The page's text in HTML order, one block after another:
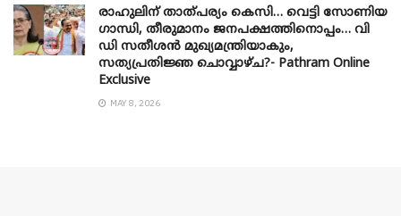
രാഹുലിന് താത്പര്യം കെസി… വെട്ടി സോണിയ
​ഗാന്ധി, തീരുമാനം ജനപക്ഷത്തിനൊപ്പം… വി
ഡി സതീശൻ മുഖ്യമന്ത്രിയാകും,
സത്യപ്രതിജ്ഞ ചൊവ്വാഴ്ച?- Pathram Online
Exclusive
MAY 8, 2026